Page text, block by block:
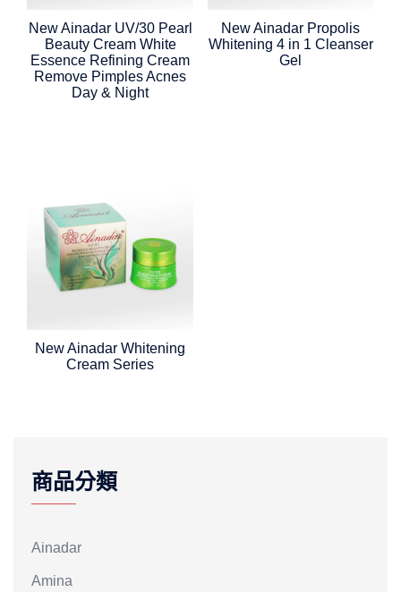
New Ainadar UV/30 Pearl
Beauty Cream White
Essence Refining Cream
Remove Pimples Acnes
Day & Night
New Ainadar Propolis
Whitening 4 in 1 Cleanser
Gel
New Ainadar Whitening
Cream Series
商品分類
Ainadar
Amina